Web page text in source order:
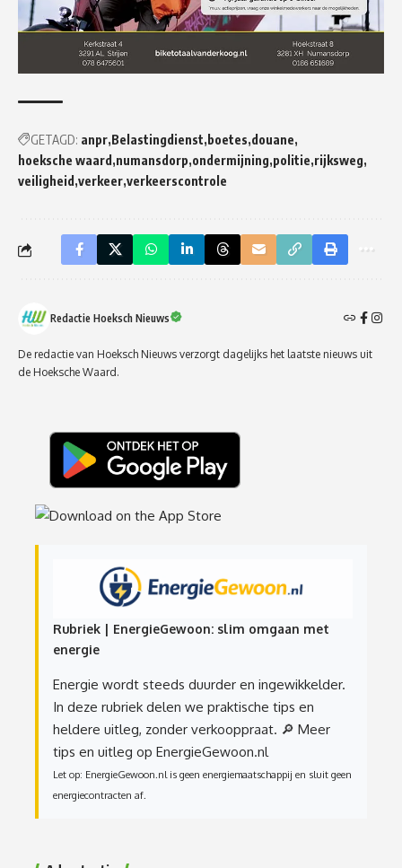
GETAGD: anpr Belastingdienst boetes douane
hoeksche waard numansdorp ondermijning politie rijksweg
veiligheid verkeer verkeerscontrole
Redactie Hoeksch Nieuws
De redactie van Hoeksch Nieuws verzorgt dagelijks het laatste nieuws uit
de Hoeksche Waard.
Rubriek | EnergieGewoon: slim omgaan met
energie
Energie wordt steeds duurder en ingewikkelder.
In deze rubriek delen we praktische tips en
heldere uitleg, zonder verkooppraat. 🔎 Meer
tips en uitleg op EnergieGewoon.nl
Let op: EnergieGewoon.nl is geen energiemaatschappij en sluit geen
energiecontracten af.